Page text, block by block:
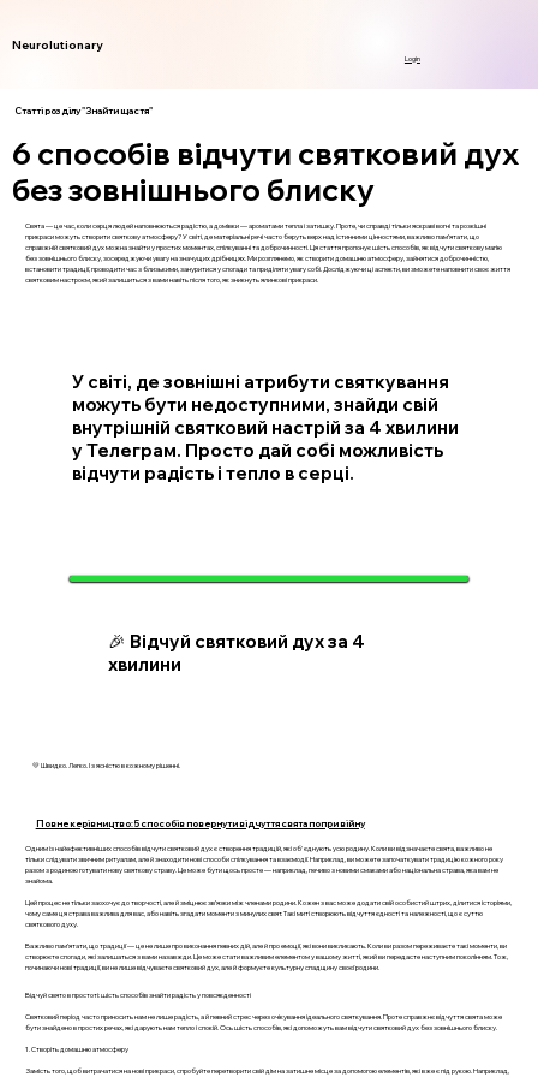
Neurolutionary
Login
Статті розділу "Знайти щастя"
6 способів відчути святковий дух
без зовнішнього блиску
Свята — це час, коли серця людей наповнюються радістю, а домівки — ароматами тепла і затишку. Проте, чи справді тільки яскраві вогні та розкішні
прикраси можуть створити святкову атмосферу? У світі, де матеріальні речі часто беруть верх над істинними цінностями, важливо пам’ятати, що
справжній святковий дух можна знайти у простих моментах, спілкуванні та доброчинності. Ця стаття пропонує шість способів, як відчути святкову магію
без зовнішнього блиску, зосереджуючи увагу на значущих дрібницях. Ми розглянемо, як створити домашню атмосферу, зайнятися доброчинністю,
встановити традиції, проводити час з близькими, зануритися у спогади та приділяти увагу собі. Досліджуючи ці аспекти, ви зможете наповнити своє життя
святковим настроєм, який залишиться з вами навіть після того, як зникнуть ялинкові прикраси.
У світі, де зовнішні атрибути святкування
можуть бути недоступними, знайди свій
внутрішній святковий настрій за 4 хвилини
у Телеграм. Просто дай собі можливість
відчути радість і тепло в серці.
🎉 Відчуй святковий дух за 4
хвилини
💛 Швидко. Легко. І з ясністю в кожному рішенні.
Повне керівництво: 5 способів повернути відчуття свята попри війну
Одним із найефективніших способів відчути святковий дух є створення традицій, які об'єднують усю родину. Коли ви відзначаєте свята, важливо не
тільки слідувати звичним ритуалам, але й знаходити нові способи спілкування та взаємодії. Наприклад, ви можете започаткувати традицію кожного року
разом з родиною готувати нову святкову страву. Це може бути щось просте — наприклад, печиво з новими смаками або національна страва, яка вам не
знайома.
Цей процес не тільки заохочує до творчості, але й зміцнює зв’язки між членами родини. Кожен з вас може додати свій особистий штрих, ділитися історіями,
чому саме ця страва важлива для вас, або навіть згадати моменти з минулих свят. Такі миті створюють відчуття єдності та належності, що є суттю
святкового духу.
Важливо пам’ятати, що традиції — це не лише про виконання певних дій, але й про емоції, які вони викликають. Коли ви разом переживаєте такі моменти, ви
створюєте спогади, які залишаться з вами назавжди. Це може стати важливим елементом у вашому житті, який ви передасте наступним поколінням. Тож,
починаючи нові традиції, ви не лише відчуваєте святковий дух, але й формуєте культурну спадщину своєї родини.
Відчуй свято в простоті: шість способів знайти радість у повсякденності
Святковий період часто приносить нам не лише радість, а й певний стрес через очікування ідеального святкування. Проте справжнє відчуття свята може
бути знайдено в простих речах, які дарують нам тепло і спокій. Ось шість способів, які допоможуть вам відчути святковий дух без зовнішнього блиску.
1. Створіть домашню атмосферу
Замість того, щоб витрачатися на нові прикраси, спробуйте перетворити свій дім на затишне місце за допомогою елементів, які вже є під рукою. Наприклад,